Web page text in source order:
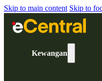
Skip to main content Skip to
Kewangan